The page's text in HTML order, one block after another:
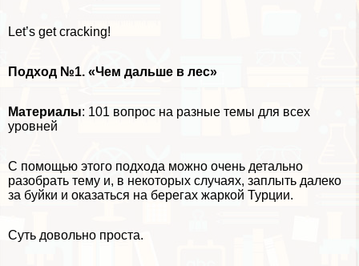
Let’s get cracking!
Подход №1. «Чем дальше в лес»
Материалы: 101 вопрос на разные темы для всех
уровней
С помощью этого подхода можно очень детально
разобрать тему и, в некоторых случаях, заплыть далеко
за буйки и оказаться на берегах жаркой Турции.
Суть довольно проста.